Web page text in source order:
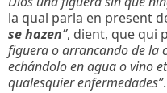
la qual parla en present
se hazen”, dient, que qui
figuera o arrancando de la
echándolo en agua o vino
qualesquier enfermedades”.